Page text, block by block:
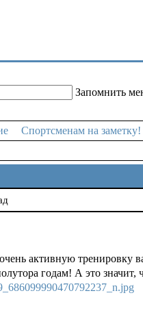
Запомнить
Спортсменам на заметку!
очень активную
годам! А это значит,